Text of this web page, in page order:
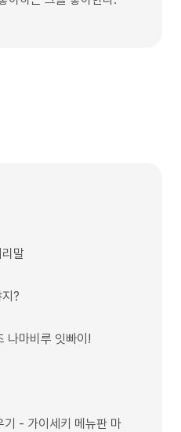
말
?
나마비루 잇빠이!
기 - 가이세키 메뉴판 마